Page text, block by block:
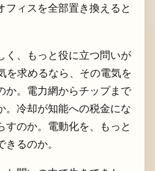
フィスを全部置き換えると
く、もっと役に立つ問いが
を求めるなら、その電気を
か。電力網からチップまで
。冷却が知能への税金にな
すのか。電動化を、もっと
るのか。